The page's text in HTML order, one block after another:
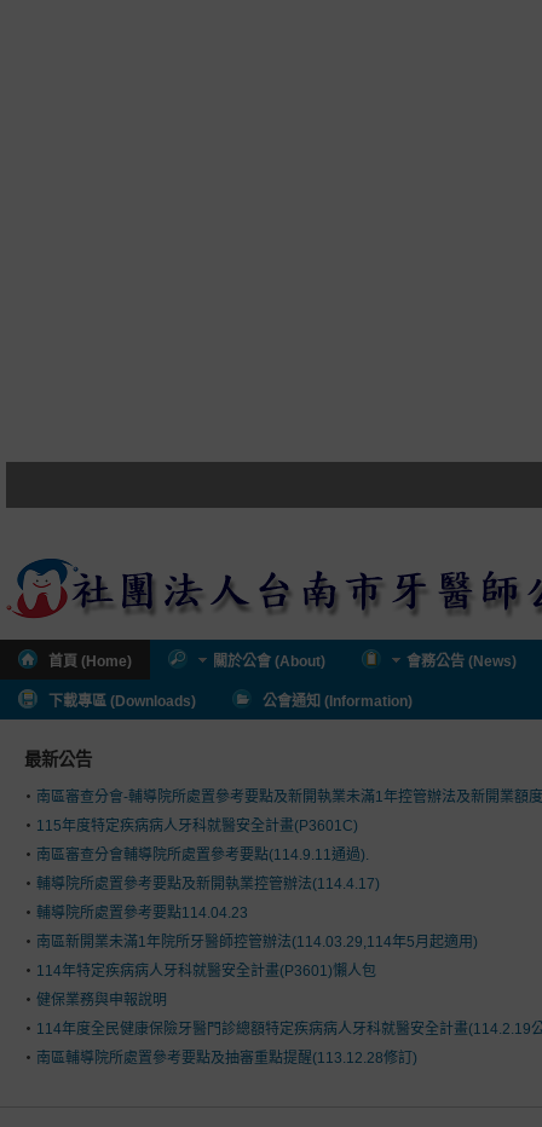
首頁 (Home) 關於公會 (About) 會務公告 (News)
下載專區 (Downloads) 公會通知 (Information)
最新公告
南區審查分會-輔導院所處置參考要點及新開執業未滿1年控管辦法及新開業額
115年度特定疾病病人牙科就醫安全計畫(P3601C)
南區審查分會輔導院所處置參考要點(114.9.11通過).
輔導院所處置參考要點及新開執業控管辦法(114.4.17)
輔導院所處置參考要點114.04.23
南區新開業未滿1年院所牙醫師控管辦法(114.03.29,114年5月起適用)
114年特定疾病病人牙科就醫安全計畫(P3601)懶人包
健保業務與申報說明
114年度全民健康保險牙醫門診總額特定疾病病人牙科就醫安全計畫(114.2.19
南區輔導院所處置參考要點及抽審重點提醒(113.12.28修訂)